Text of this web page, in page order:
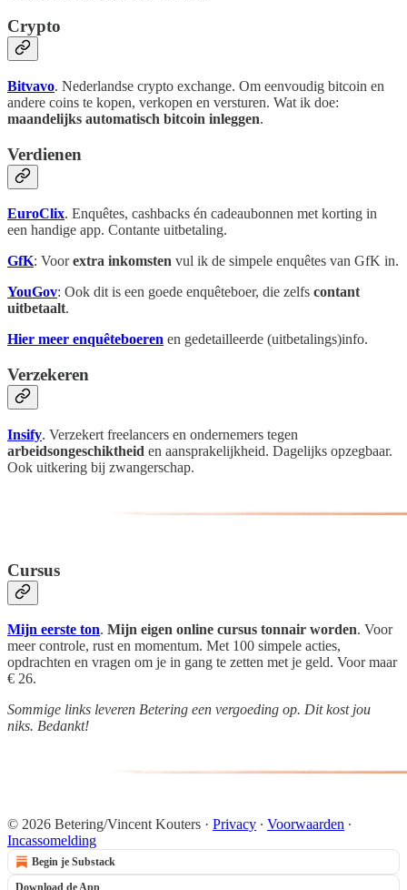
Crypto
Bitvavo. Nederlandse crypto exchange. Om eenvoudig bitcoin en
andere coins te kopen, verkopen en versturen. Wat ik doe:
maandelijks automatisch bitcoin inleggen.
Verdienen
EuroClix. Enquêtes, cashbacks én cadeaubonnen met korting in
een handige app. Contante uitbetaling.
GfK: Voorextra inkomsten vul ik de simpele enquêtes van GfK in.
YouGov: Ook dit is een goede enquêteboer, die zelfs contant
uitbetaalt.
Hier meer enquêteboeren en gedetailleerde (uitbetalings)info.
Verzekeren
Insify. Verzekert freelancers en ondernemers tegen
arbeidsongeschiktheid en aansprakelijkheid. Dagelijks opzegbaar.
Ook uitkering bij zwangerschap.
Cursus
Mijn eerste ton. Mijn eigen online cursus tonnair worden. Voor
meer controle, rust en momentum. Met 100 simpele acties,
opdrachten en vragen om je in gang te zetten met je geld. Voor maar
€ 26.
Sommige links leveren Betering een vergoeding op. Dit kost jou
niks. Bedankt!
© 2026 Betering/Vincent Kouters · Privacy ∙ Voorwaarden ∙
Incassomelding
Begin je Substack